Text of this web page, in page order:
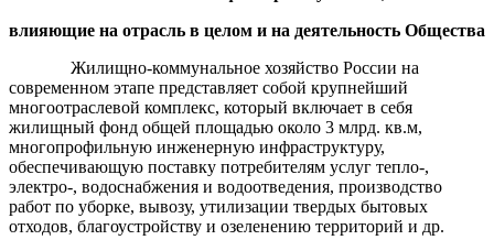
влияющие на отрасль в целом и на деятельность Общества
Жилищно-коммунальное хозяйство России на
современном этапе представляет собой крупнейший
многоотраслевой комплекс, который включает в себя
жилищный фонд общей площадью около 3 млрд. кв.м,
многопрофильную инженерную инфраструктуру,
обеспечивающую поставку потребителям услуг тепло-,
электро-, водоснабжения и водоотведения, производство
работ по уборке, вывозу, утилизации твердых бытовых
отходов, благоустройству и озеленению территорий и др.